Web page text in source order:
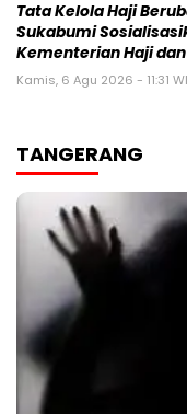
Tata Kelola Haji
Sukabumi
Kementerian Haji
Kamis, 6 Agu 2026 - 11:31
TANGERANG